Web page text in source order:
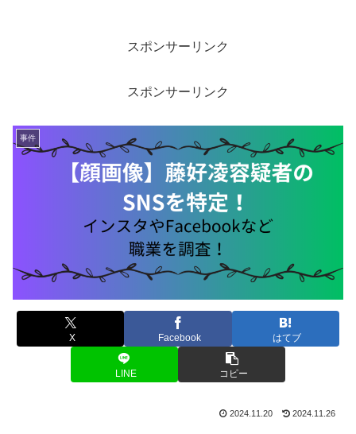
スポンサーリンク
スポンサーリンク
事件
X Facebook はてブ
LINE コピー
2024.11.20 2024.11.26